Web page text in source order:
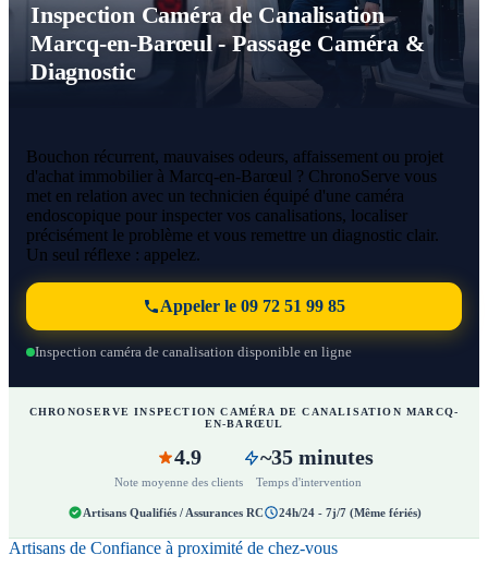
Inspection Caméra de Canalisation
Marcq-en-Barœul - Passage Caméra &
Diagnostic
Bouchon récurrent, mauvaises odeurs, affaissement ou projet
d'achat immobilier à Marcq-en-Barœul ? ChronoServe vous
met en relation avec un technicien équipé d'une caméra
endoscopique pour inspecter vos canalisations, localiser
précisément le problème et vous remettre un diagnostic clair.
Un seul réflexe : appelez.
Appeler le 09 72 51 99 85
Inspection caméra de canalisation disponible en ligne
CHRONOSERVE INSPECTION CAMÉRA DE CANALISATION MARCQ-
EN-BARŒUL
4.9
Note moyenne des clients
~35 minutes
Temps d'intervention
Artisans Qualifiés / Assurances RC 24h/24 - 7j/7 (Même fériés)
Artisans de Confiance à proximité de chez-vous